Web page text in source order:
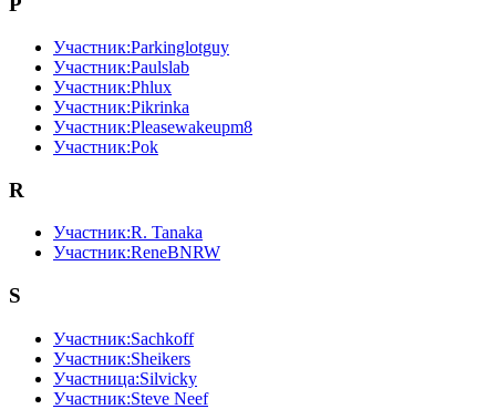
Участник:Parkinglotguy
Участник:Paulslab
Участник:Phlux
Участник:Pikrinka
Участник:Pleasewakeupm8
Участник:Pok
R
Участник:R. Tanaka
Участник:ReneBNRW
S
Участник:Sachkoff
Участник:Sheikers
Участница:Silvicky
Участник:Steve Neef